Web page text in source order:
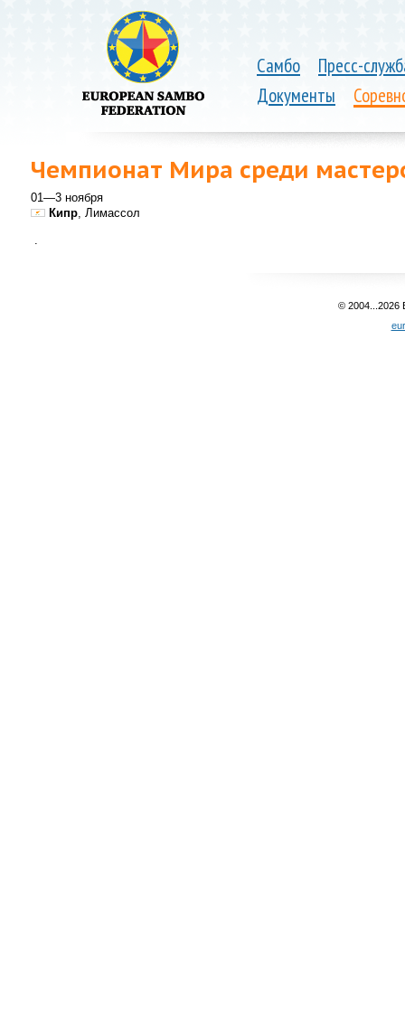
Самбо
Пресс-
Документы
Чемпионат Мира среди
01—3 ноября
Кипр, Лимассол
© 2004...2026